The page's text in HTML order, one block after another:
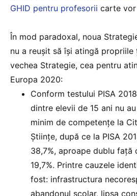
GHID pentru profesorii carte vor
În mod paradoxal, noua
nu a reuşit să îşi atingă propriile
vechea Strategie, cea pentru
Europa 2020:
Conform testului PISA
dintre elevii de 15 ani nu
minim de competenţe la
Științe, după ce la PISA
38,7%, aproape dublu față
19,7%. Printre cauzele
fost: infrastructura
abandonul școlar, lipsa